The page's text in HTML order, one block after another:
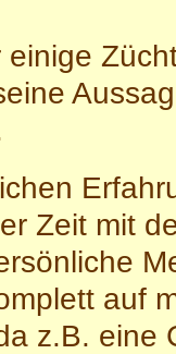
Zeit mit
auf
z.B. eine